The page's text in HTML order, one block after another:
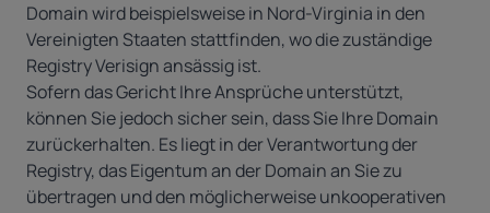
Domain wird beispielsweise in Nord-Virginia in den
Vereinigten Staaten stattfinden, wo die zuständige
Registry Verisign ansässig ist.
Sofern das Gericht Ihre Ansprüche unterstützt,
können Sie jedoch sicher sein, dass Sie Ihre Domain
zurückerhalten. Es liegt in der Verantwortung der
Registry, das Eigentum an der Domain an Sie zu
übertragen und den möglicherweise unkooperativen